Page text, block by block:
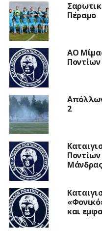
Πέραμο
ΑΟ
Ποντίων
2
και